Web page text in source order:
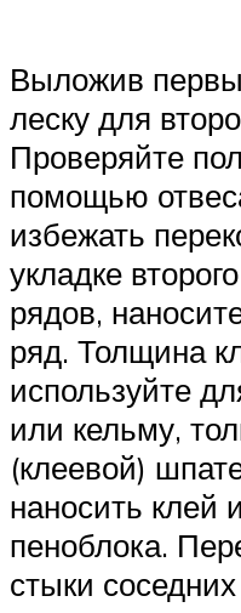
Выложив
леску для
Проверяйте
помощью
избежать
укладке
рядов,
ряд. Толщина
используйте
или кельму,
(клеевой)
наносить клей
пеноблока.
стыки